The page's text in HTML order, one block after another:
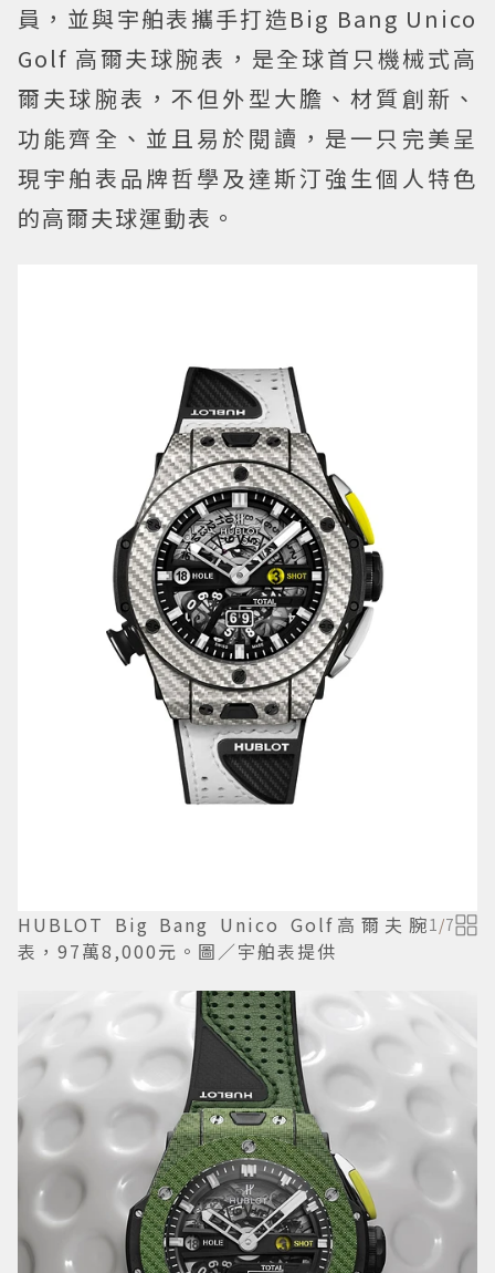
員，並與宇舶表攜手打造Big Bang Unico
Golf 高爾夫球腕表，是全球首只機械式高
爾夫球腕表，不但外型大膽、材質創新、
功能齊全、並且易於閱讀，是一只完美呈
現宇舶表品牌哲學及達斯汀強生個人特色
的高爾夫球運動表。
HUBLOT Big Bang Unico Golf高爾夫腕
表，97萬8,000元。圖／宇舶表提供
1/7